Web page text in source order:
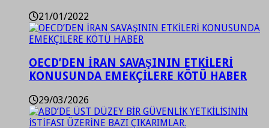
21/01/2022
OECD’DEN İRAN SAVAŞININ ETKİLERİ
KONUSUNDA EMEKÇİLERE KÖTÜ HABER
29/03/2026